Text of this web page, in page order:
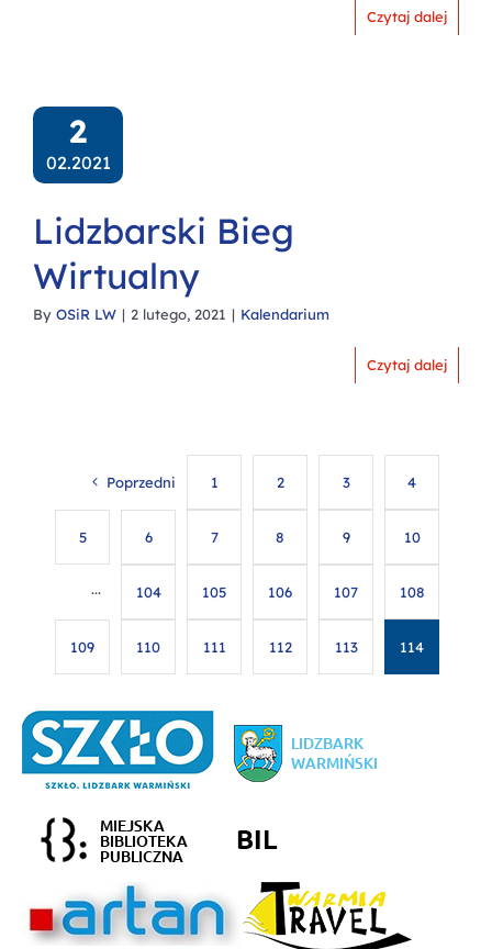
Czytaj dalej
2
02.2021
Lidzbarski Bieg
Wirtualny
By OSiR LW | 2 lutego, 2021 | Kalendarium
Czytaj dalej
Poprzedni 1 2 3 4
5 6 7 8 9 10
··· 104 105 106 107 108
109 110 111 112 113 114